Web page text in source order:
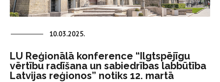
10.03.2025.
LU Reģionālā konference “Ilgtspējīgu
vērtību radīšana un sabiedrības labbūtība
Latvijas reģionos” notiks 12. martā